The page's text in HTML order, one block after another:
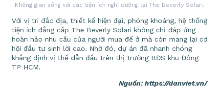
Không gian sống với các tiện ích nghỉ dưỡng tại The Beverly Solari.
Với vị trí đắc địa, thiết kế hiện đại, phóng khoáng, hệ thống
tiện ích đẳng cấp The Beverly Solari không chỉ đáp ứng
hoàn hảo nhu cầu của người mua để ở mà còn mang lại cơ
hội đầu tư sinh lời cao. Nhờ đó, dự án đã nhanh chóng
khẳng định vị thế dẫn đầu trên thị trường BĐS khu Đông
TP HCM.
Nguồn: https://danviet.vn/